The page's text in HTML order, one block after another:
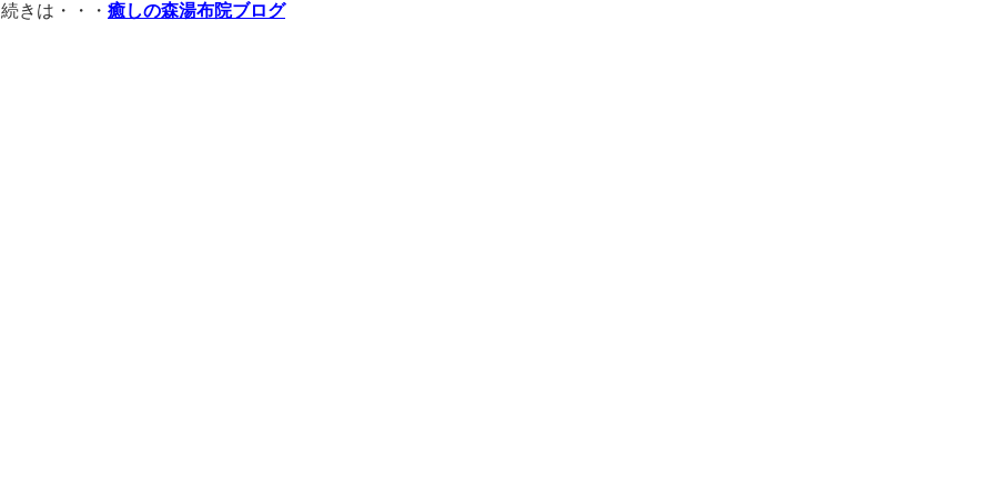
続きは・・・ 癒しの森湯布院ブログ